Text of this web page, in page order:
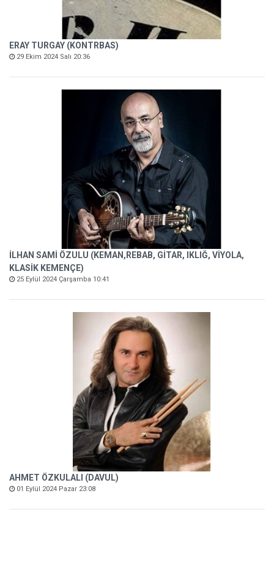
ERAY TURGAY (KONTRBAS)
29 Ekim 2024 Salı 20:36
İLHAN SAMİ ÖZULU (KEMAN,REBAB, GİTAR, IKLIĞ, VİYOLA,
KLASİK KEMENÇE)
25 Eylül 2024 Çarşamba 10:41
AHMET ÖZKULALI (DAVUL)
01 Eylül 2024 Pazar 23:08